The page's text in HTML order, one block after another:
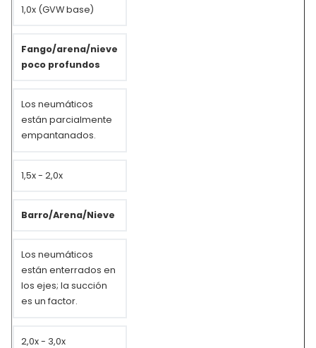
1,0x (GVW base)
Fango/arena/nieve
poco profundos
Los neumáticos
están parcialmente
empantanados.
1,5x - 2,0x
Barro/Arena/Nieve
Los neumáticos
están enterrados en
los ejes; la succión
es un factor.
2,0x - 3,0x